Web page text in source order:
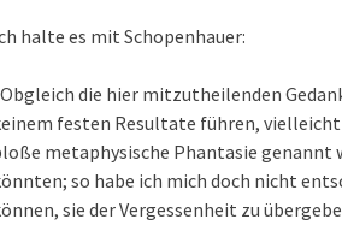
halte es mit Schopenhauer:
die hier mitzutheilenden
festen Resultate führen, vielleicht
metaphysische Phantasie genannt
so habe ich mich doch nicht
sie der Vergessenheit zu